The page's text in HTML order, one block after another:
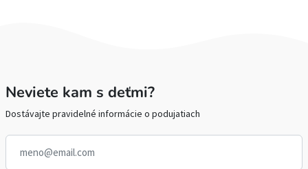
Neviete kam s deťmi?
Dostávajte pravidelné informácie o podujatiach